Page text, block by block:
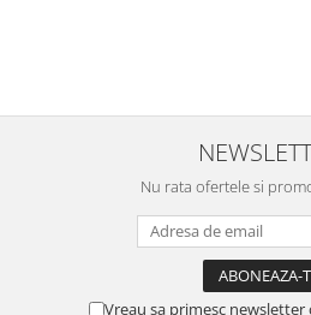
Nu rata ofertele si
Vreau sa primesc